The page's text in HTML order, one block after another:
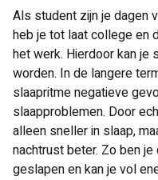
Als student zijn je dagen
heb je tot laat college en
het werk. Hierdoor kan je
worden. In de langere
slaapritme negatieve
slaapproblemen. Door
alleen sneller in slaap,
nachtrust beter. Zo ben
geslapen en kan je vol